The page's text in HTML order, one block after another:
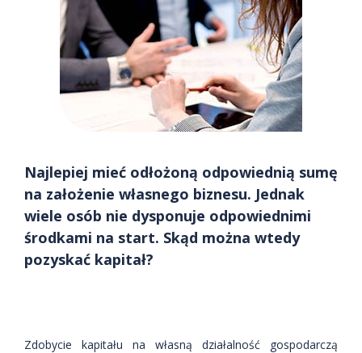
Najlepiej mieć odłożoną odpowiednią sumę
na założenie własnego biznesu. Jednak
wiele osób nie dysponuje odpowiednimi
środkami na start. Skąd można wtedy
pozyskać kapitał?
Zdobycie kapitału na własną działalność gospodarczą